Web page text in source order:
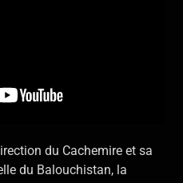
du Cachemire et sa
du Balouchistan, la